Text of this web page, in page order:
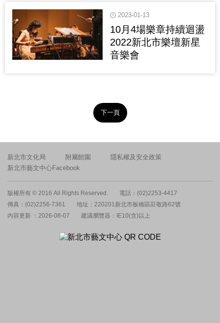
2023-01-13
10月4場樂章持續迴盪
2022新北市樂壇新星
音樂會
下一頁
新北市文化局 附屬館園
隱私權及安全政策
新北市藝文中心Facebook
版權所有 © 2016 All Rights Reserved.
電話：(02)2253-4417
傳真：(02)2256-7361
地址：220201新北市板橋區莊敬路62號
內容更新 ：2026-08-07
建議瀏覽器：IE10(含)以上